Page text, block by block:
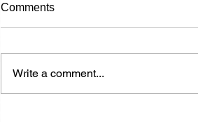
Comments
Write a comment...